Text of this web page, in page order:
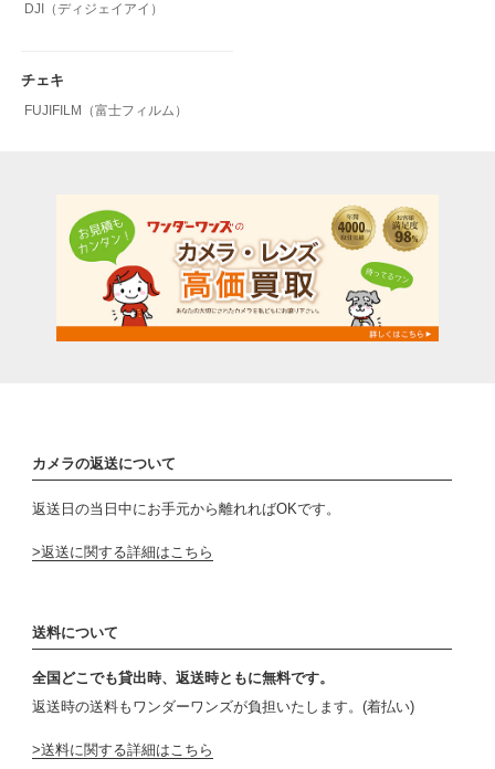
DJI（ディジェイアイ）
チェキ
FUJIFILM（富士フィルム）
カメラの返送について
返送日の当日中にお手元から離れればOKです。
返送に関する詳細はこちら
送料について
全国どこでも貸出時、返送時ともに無料です。
返送時の送料もワンダーワンズが負担いたします。(着払い)
送料に関する詳細はこちら